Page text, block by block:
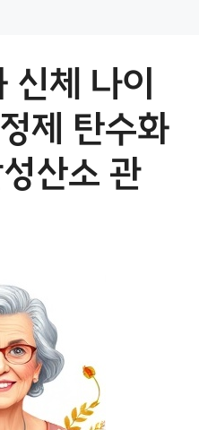
체 나이
제 탄수화
산소 관